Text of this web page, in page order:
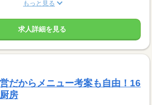
もっと見る
求人詳細を見る
営だからメニュー考案も自由！16
房